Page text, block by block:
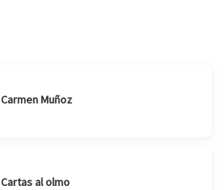
Carmen Muñoz
Cartas al olmo